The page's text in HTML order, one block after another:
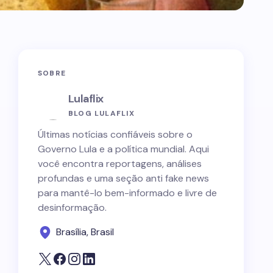
SOBRE
Lulaflix
BLOG LULAFLIX
Últimas notícias confiáveis sobre o
Governo Lula e a política mundial. Aqui
você encontra reportagens, análises
profundas e uma seção anti fake news
para mantê-lo bem-informado e livre de
desinformação.
Brasília, Brasil